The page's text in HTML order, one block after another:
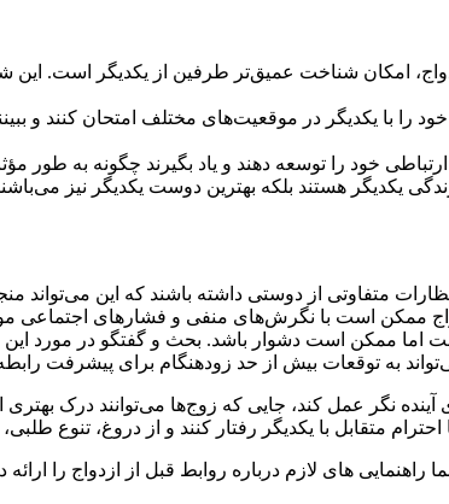
امکان شناخت عمیق‌تر طرفین از یکدیگر است.
را با یکدیگر در موقعیت‌های مختلف امتحان کنند و
خود را توسعه دهند و یاد بگیرند چگونه به طور
یکدیگر هستند بلکه بهترین دوست یکدیگر نیز
متفاوتی از دوستی داشته باشند که این می‌تواند
ممکن است با نگرش‌های منفی و فشارهای اجتماعی
ممکن است دشوار باشد. بحث و گفتگو در مورد این
به توقعات بیش از حد زودهنگام برای پیشرفت
آینده نگر عمل کند، جایی که زوج‌ها می‌توانند درک
متقابل با یکدیگر رفتار کنند و از دروغ، تنوع
راهنمایی های لازم درباره روابط قبل از ازدواج را